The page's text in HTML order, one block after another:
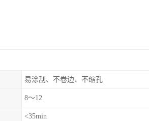
易涂刮、不卷边、不缩孔
8～12
<35min